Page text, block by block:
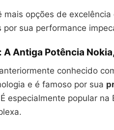
mais opções de
por sua performance
A Antiga Potência
conhecido
e é famoso por sua
especialmente popular